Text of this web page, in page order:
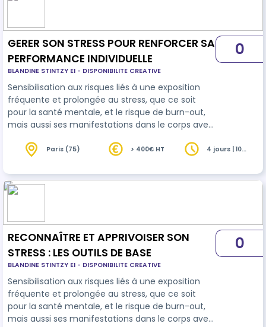
GERER SON STRESS POUR RENFORCER SA
PERFORMANCE INDIVIDUELLE
BLANDINE STINTZY EI - DISPONIBILITE CREATIVE
Sensibilisation aux risques liés à une exposition
fréquente et prolongée au stress, que ce soit
pour la santé mentale, et le risque de burn-out,
mais aussi ses manifestations dans le corps avec
Apprentissage et appropriations de pratiques
un travail sur le corps et la respiration. Mieux gérer
ses priorités avec des outils de visualisation type
0
Paris (75) > 400€ HT
4 jours | 10
RECONNAÎTRE ET APPRIVOISER SON
STRESS : LES OUTILS DE BASE
BLANDINE STINTZY EI - DISPONIBILITE CREATIVE
Sensibilisation aux risques liés à une exposition
fréquente et prolongée au stress, que ce soit
pour la santé mentale, et le risque de burn-out,
mais aussi ses manifestations dans le corps avec
0